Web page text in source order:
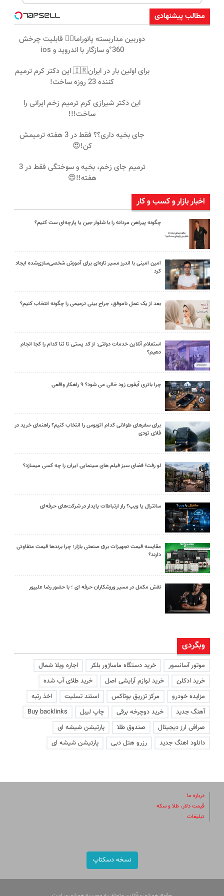
مطالب پیشنهادی
دوربین مداربسته پانوراما👈🏻 قابلیت چرخش
360°و سازگار با اندروید و ios
برای اولین بار در ایران🇮🇷 این دکتر کرم ترمیم
کننده 23 روزه ساخت!
این دکتر شیرازی کرم ترمیم زخم ایرانی را
ساخت!!!
جای بخیه داری؟؟ فقط در 3 هفته ترمیمش
کن!😍
ترمیم جای زخم، بخیه و سوختگی فقط در 3
هفته!!😍
اخبار بازار و کسب و کار
چگونه پیراهن مردانه را با شلوار جین یا پارچه‌ای ست کنیم؟
امین امینی با اندرز مسیر تازه‌ای برای آموزش شخصی‌سازی‌شده ایجاد
کرد
بعد از یک عمل ناموفق، جراح بینی ترمیمی را چگونه انتخاب کنیم؟
استعلام آنلاین خدمات دولتی: از کد پستی تا ثنا کدام را کجا انجام
دهیم؟
چرا باتری آیفون زود خالی می شود؟ ۹ راهکار واقعی
برای سفرهای طولانی کدام اتوبوس را انتخاب کنیم؟ راهنمای خرید در
فلای تودی
لو رفت! فضای سبز فیلم های سینمایی ایران را چه کسی میسازد؟
سانترال یا ویپ؟ راز ارتباطات پایدار در شرکت‌های حرفه‌ای
مقایسه قیمت تجهیزات برق صنعتی بازار؛ چرا برندها قیمت متفاوتی
دارند؟
نقش مکمل در مسیر ورزشکاران حرفه ای ؛ با حضور رضا علیپور
وبگردی
موتور آسانسور خرید دستگاه ماساژور بلکر
اجاره ویلا شمال
خرید ادکلن
خرید لوازم آرایشی اصل
خرید طلای آب شده
مزایده خودرو
مرکز تزریق بوتاکس استند تسلیت
اخذ رتبه
آهنگ جدید
خرید دوچرخه برقی چاپ لیبل
Buy backlinks
صرافی ارز دیجیتال
صندوق طلا
پارتیشن شیشه ای
دانلود اهنگ جدید
رزرو هتل دبی پارتیشن شیشه ای
درباره ما
قیمت دلار، طلا و سکه
تبلیغات
نسخه دسکتاپ